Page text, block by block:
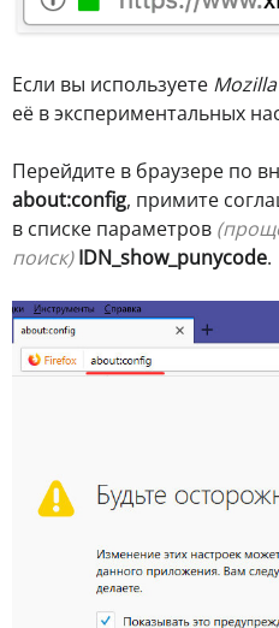
Если вы используете
её в экспериментальных
Перейдите в браузере по
about:config, примите
в списке параметров
поиск) IDN_show_punycode.